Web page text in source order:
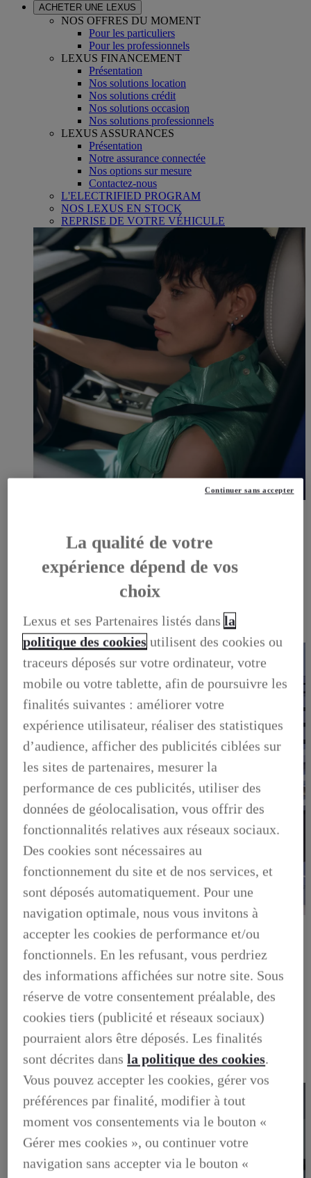
ACHETER UNE LEXUS
NOS OFFRES DU MOMENT
Pour les particuliers
Pour les professionnels
LEXUS FINANCEMENT
Présentation
Nos solutions location
Nos solutions crédit
Nos solutions occasion
Nos solutions professionnels
LEXUS ASSURANCES
Présentation
Notre assurance connectée
Nos options sur mesure
Contactez-nous
L'ELECTRIFIED PROGRAM
NOS LEXUS EN STOCK
REPRISE DE VOTRE VÉHICULE
OFFRES DU MOMENT, DÉCOUVREZ TOUTES NOS
OFFRES
OCCASIONS
NOTRE STOCK D'OCCASIONS
VENDEZ VOTRE VEHICULE
FINANCEZ VOTRE OCCASION
GARANTIE LEXUS PREFERENCE
LIVRET DE BIENVENUE
FOIRE AUX QUESTIONS
LEXUS PRÉFÉRENCE
DECOUVREZ LES VOITURES D'OCCASION
LABELLISEES LEXUS PREFERENCE
LEXUS PRÉFÉRENCE, DECOUVREZ LES VOITURES
D'OCCASION LABELLISEES LEXUS PREFERENCE
LES AVANTAGES LEXUS BUSINESS
ELECTRIFIED TESTDRIVE
ELECTRIFIED PROGRAM
NOS OFFRES DU MOMENT
NOS SOLUTIONS DE FINANCEMENT
L'HYBRIDE POUR LES PROFESSIONNELS
CONTACTEZ-NOUS
La qualité de votre
expérience dépend de vos
choix
Lexus et ses Partenaires listés dansla
politique des cookies utilisent des cookies ou
traceurs déposés sur votre ordinateur, votre
mobile ou votre tablette, afin de poursuivre les
finalités suivantes : améliorer votre
expérience utilisateur, réaliser des statistiques
d’audience, afficher des publicités ciblées sur
les sites de partenaires, mesurer la
performance de ces publicités, utiliser des
données de géolocalisation, vous offrir des
fonctionnalités relatives aux réseaux sociaux.
Des cookies sont nécessaires au
fonctionnement du site et de nos services, et
sont déposés automatiquement. Pour une
navigation optimale, nous vous invitons à
accepter les cookies de performance et/ou
fonctionnels. En les refusant, vous perdriez
des informations affichées sur notre site. Sous
réserve de votre consentement préalable, des
cookies tiers (publicité et réseaux sociaux)
pourraient alors être déposés. Les finalités
sont décrites dansla politique des cookies.
Vous pouvez accepter les cookies, gérer vos
préférences par finalité, modifier à tout
moment vos consentements via le bouton «
Gérer mes cookies », ou continuer votre
navigation sans accepter via le bouton «
Continuer sans accepter